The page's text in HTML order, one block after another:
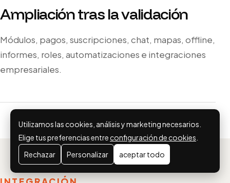
Utilizamos las cookies, análisis y marketing necesarios.
Elige tus preferencias entreconfiguración de cookies
Rechazar
Personalizar aceptar todo
Ampliación tras la validación
Módulos, pagos, suscripciones, chat, mapas, offline,
informes, roles, automatizaciones e integraciones
empresariales.